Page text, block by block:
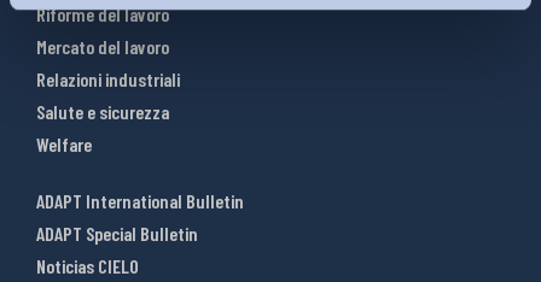
Riforme del lavoro
Mercato del lavoro
Relazioni industriali
Salute e sicurezza
Welfare
ADAPT International Bulletin
ADAPT Special Bulletin
Noticias CIELO